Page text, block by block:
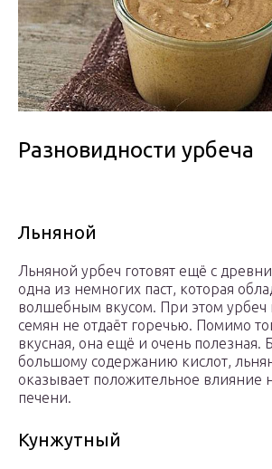
Разновидности урбеча
Льняной
Льняной урбеч готовят ещё с
одна из немногих паст, которая
волшебным вкусом. При этом урбеч
семян не отдаёт горечью. Помимо
вкусная, она ещё и очень полезная.
большому содержанию кислот,
оказывает положительное влияние
печени.
Кунжутный